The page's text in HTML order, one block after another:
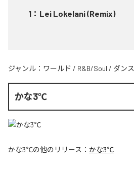
1 ： Lei Lokelani (Remix)
ジャンル： ワールド / R&B/Soul / ダンス
かな3℃
かな3℃の他のリリース： かな3℃